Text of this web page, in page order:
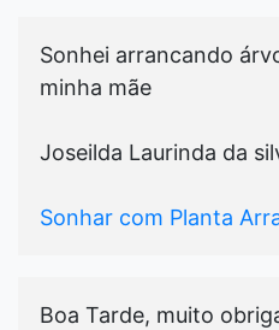
Sonhei arrancando
minha mãe
Joseilda Laurinda da
Sonhar com Planta
Boa Tarde, muito